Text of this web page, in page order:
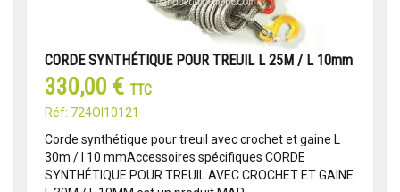
CORDE SYNTHÉTIQUE POUR TREUIL L 25M / L 10mm
330,00 € TTC
Réf: 724OI10121
Corde synthétique pour treuil avec crochet et gaine L
30m / l 10 mmAccessoires spécifiques CORDE
SYNTHÉTIQUE POUR TREUIL AVEC CROCHET ET GAINE